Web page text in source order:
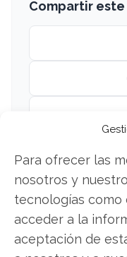
Para ofrecer las
nosotros y
tecnologías como
acceder a la
aceptación de
Compartir